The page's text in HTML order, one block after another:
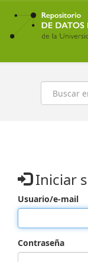
Ir
contenido
principal
Buscar
Iniciar
Usuario/e-mail
Contraseña